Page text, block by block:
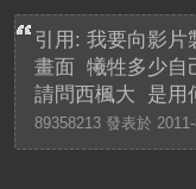
引用: 我要向影
畫面 犧牲多少自
請問西楓大 是用
89358213 發表於